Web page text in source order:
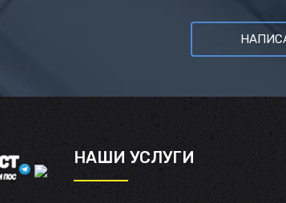
НАШИ УСЛУГИ